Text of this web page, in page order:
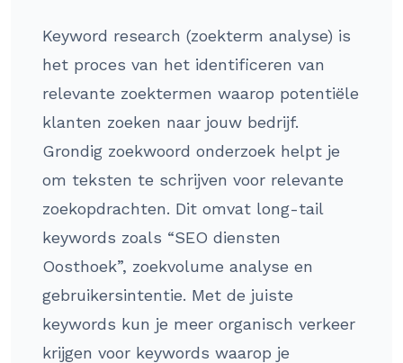
Keyword research (zoekterm analyse) is
het proces van het identificeren van
relevante zoektermen waarop potentiële
klanten zoeken naar jouw bedrijf.
Grondig zoekwoord onderzoek helpt je
om teksten te schrijven voor relevante
zoekopdrachten. Dit omvat long-tail
keywords zoals “SEO diensten
Oosthoek”, zoekvolume analyse en
gebruikersintentie. Met de juiste
keywords kun je meer organisch verkeer
krijgen voor keywords waarop je